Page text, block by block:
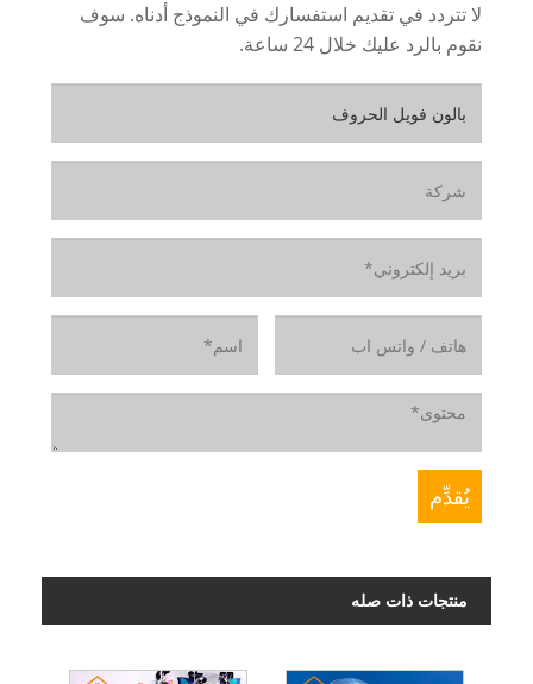
لا تتردد في تقديم استفسارك في النموذج أدناه. سوف
نقوم بالرد عليك خلال 24 ساعة.
منتجات ذات صله